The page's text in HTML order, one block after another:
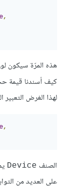
,
كيف أسندنا قيمة
لهذا الغرض التعبير
,
الصنف Device
على العديد من